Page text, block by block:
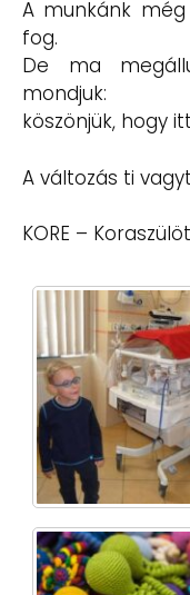
A munkánk
fog.
De ma
mondjuk:
köszönjük, hogy
A változás ti
KORE –